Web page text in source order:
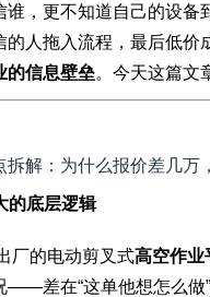
谁，更不知道自己的设
的人拖入流程，最后低
的信息壁垒。今天这篇文
拆解：为什么报价差几万
的底层逻辑
厂的电动剪叉式高空作业
——差在“这单他想怎么做”